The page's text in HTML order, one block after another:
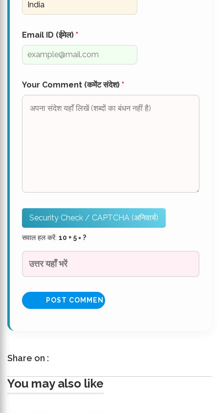
Email ID (ईमेल) *
Your Comment (कमेंट संदेश) *
Security Check / CAPTCHA (अनिवार्य)
सवाल हल करें: 10 + 5 = ?
Share on :
You may also like